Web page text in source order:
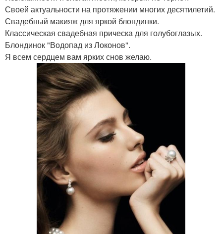
Своей актуальности на протяжении многих десятилетий.
Свадебный макияж для яркой блондинки.
Классическая свадебная прическа для голубоглазых.
Блондинок "Водопад из Локонов".
Я всем сердцем вам ярких снов желаю.